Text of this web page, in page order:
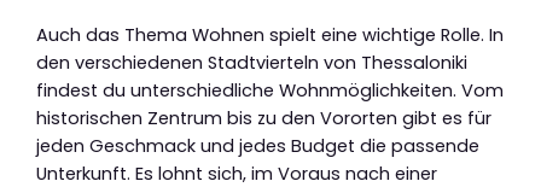
Auch das Thema Wohnen spielt eine wichtige Rolle. In
den verschiedenen Stadtvierteln von Thessaloniki
findest du unterschiedliche Wohnmöglichkeiten. Vom
historischen Zentrum bis zu den Vororten gibt es für
jeden Geschmack und jedes Budget die passende
Unterkunft. Es lohnt sich, im Voraus nach einer